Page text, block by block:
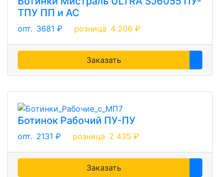
ТПУ ПП и АС
опт. 3681 ₽ розница 4 206 ₽
Заказать
Ботинок Рабочий ПУ-ПУ
опт. 2131 ₽ розница 2 435 ₽
Заказать